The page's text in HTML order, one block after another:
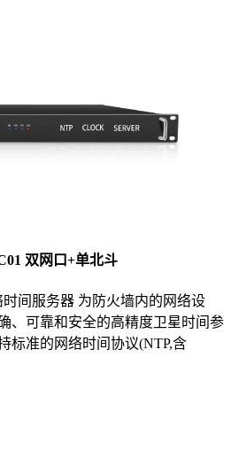
双网口+单北斗
时间服务器 为防火墙内的网络设
、可靠和安全的高精度卫星时间参
标准的网络时间协议(NTP,含